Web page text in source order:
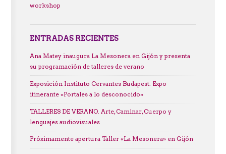
workshop
ENTRADAS RECIENTES
Ana Matey inaugura La Mesonera en Gijón y presenta
su programación de talleres de verano
Exposición Instituto Cervantes Budapest. Expo
itinerante «Portales a lo desconocido»
TALLERES DE VERANO. Arte, Caminar, Cuerpo y
lenguajes audiovisuales
Próximamente apertura Taller «La Mesonera» en Gijón